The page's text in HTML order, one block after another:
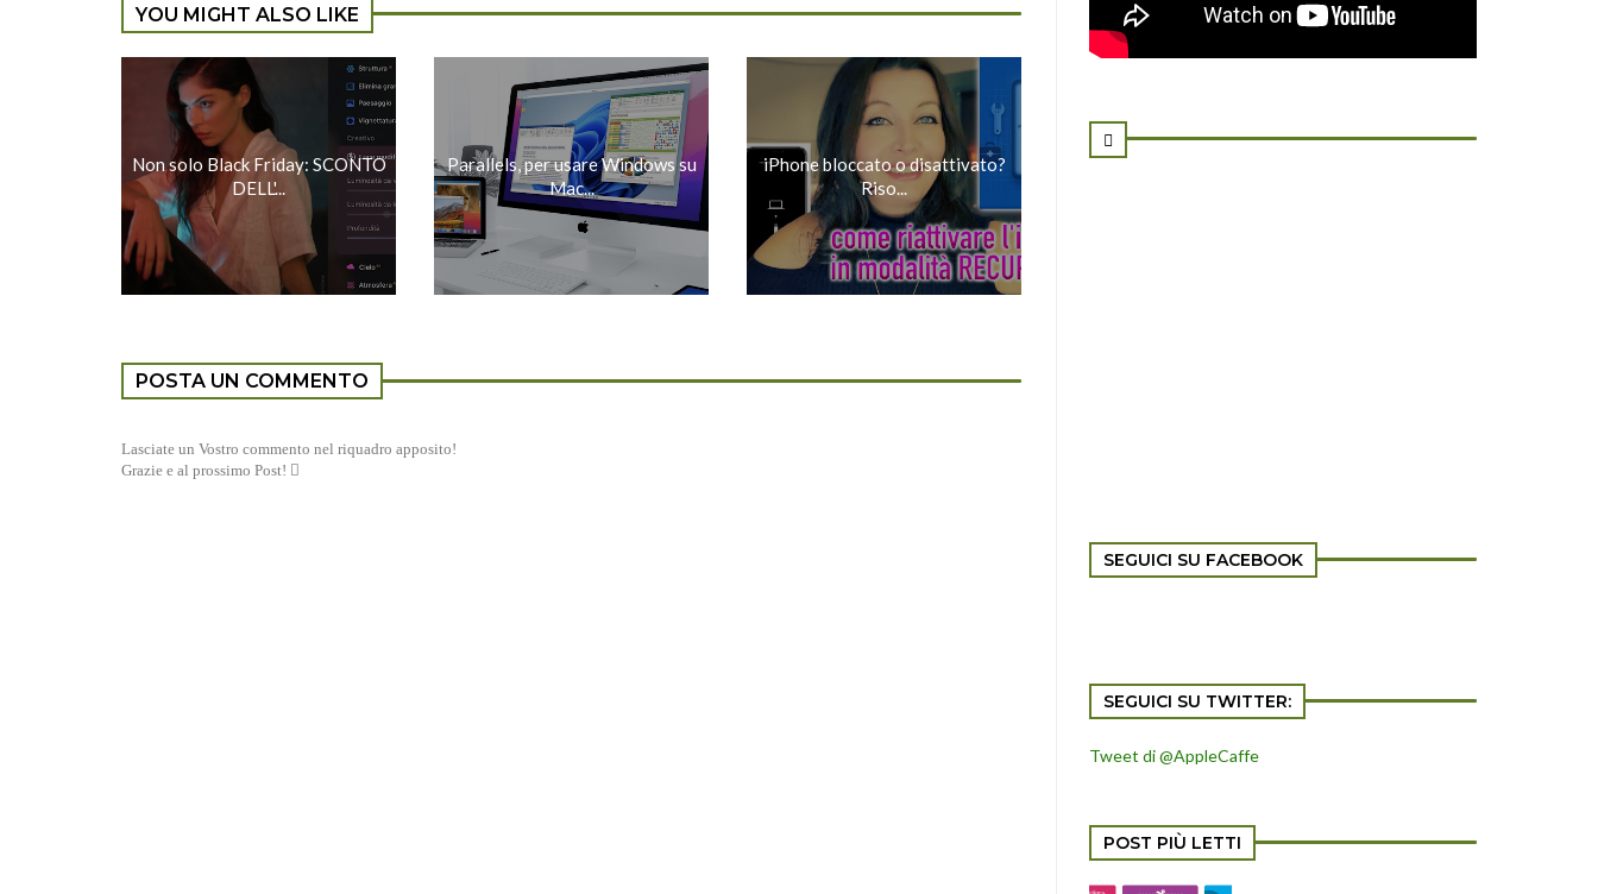
YOU MIGHT ALSO LIKE
Non solo Black Friday: SCONTO
DELL'...
Parallels, per usare Windows su
Mac...
iPhone bloccato o disattivato?
Riso...
POSTA UN COMMENTO
Lasciate un Vostro commento nel riquadro apposito!
Grazie e al prossimo Post! 

SEGUICI SU FACEBOOK
SEGUICI SU TWITTER:
Tweet di @AppleCaffe
POST PIÙ LETTI